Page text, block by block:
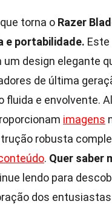
torna o Razer
e portabilidade.
design elegante
de última
fluida e envolvente.
imagens
robusta
. Quer saber
lendo para
dos